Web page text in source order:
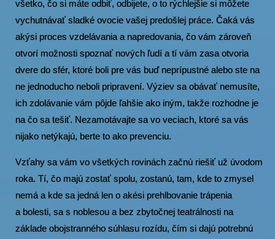
všetko, čo si máte odbiť, odbijete, o to rýchlejšie si môžete
vychutnávať sladké ovocie vašej predošlej práce. Čaká vás
akýsi proces vzdelávania a napredovania, čo vám zároveň
otvorí možnosti spoznať nových ľudí a tí vám zasa otvoria
dvere do sfér, ktoré boli pre vás buď neprípustné alebo ste na
ne jednoducho neboli pripravení. Výziev sa obávať nemusíte,
ich zdolávanie vám pôjde ľahšie ako iným, takže rozhodne je
na čo sa tešiť. Nezamotávajte sa vo veciach, ktoré sa vás
nijako netýkajú, berte to ako prevenciu.
Vzťahy sa vám vo všetkých rovinách začnú riešiť už úvodom
roka. Tí, čo majú zostať spolu, zostanú, tam, kde to zmysel
nemá a kde sa jedná len o akési prehlbovanie trápenia
a bolesti, sa s noblesou a bez zbytočnej teatrálnosti na
základe obojstranného súhlasu rozídu, čím si dajú potrebnú